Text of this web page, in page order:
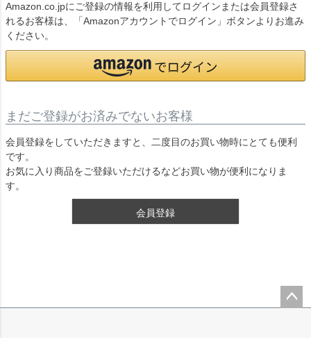
Amazon.co.jpにご登録の情報を利用してログインまたは会員登録さ
れるお客様は、「Amazonアカウントでログイン」ボタンよりお進み
ください。
まだご登録がお済みでないお客様
会員登録をしていただきますと、二度目のお買い物時にとても便利
です。
お気に入り商品をご登録いただけるなどお買い物が便利になりま
す。
会員登録